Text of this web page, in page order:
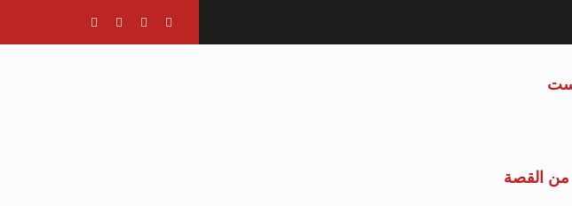
من القصة